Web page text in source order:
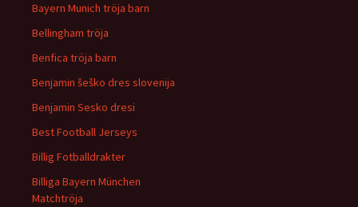
Bayern Munich tröja barn
Bellingham tröja
Benfica tröja barn
Benjamin šeško dres slovenija
Benjamin Sesko dresi
Best Football Jerseys
Billig Fotballdrakter
Billiga Bayern München
Matchtröja